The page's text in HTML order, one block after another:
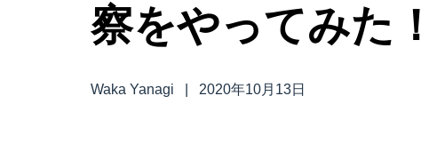
察をやってみた！
Waka Yanagi
2020年10月13日